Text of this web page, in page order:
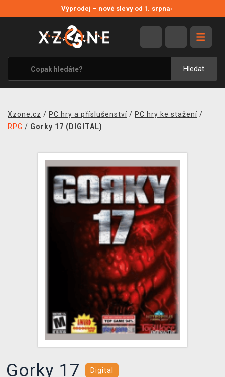
Výprodej – nové slevy od 1. srpna›
Hledat
VÝPRODEJ
VIDEOHRY
XZONE ORIGINALS
TÉMATIKY
MERCHANDISE
TCG & BOARDGAME HUB
VÝKUP HER (BAZAR)
Xzone.cz / PC hry a příslušenství / PC hry ke stažení /
RPG / Gorky 17 (DIGITAL)
Gorky 17 Digital